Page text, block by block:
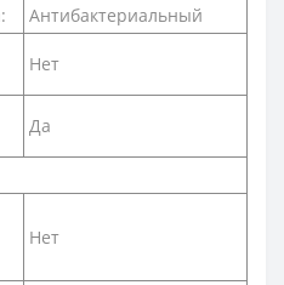
Антибактериальный
Нет
Да
Нет